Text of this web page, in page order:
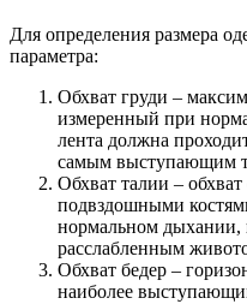
Для определения размера
параметра:
Обхват груди –
измеренный при
лента должна
самым выступающим
Обхват талии –
подвздошными
нормальном
расслабленным
Обхват бедер –
наиболее